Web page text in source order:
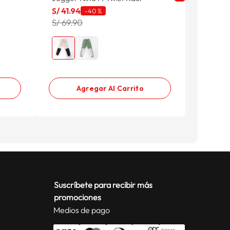
S/41.94 -40 %
S/ 69.90
Agregar Al Carrito
Suscríbete para recibir más
promociones
Medios de pago